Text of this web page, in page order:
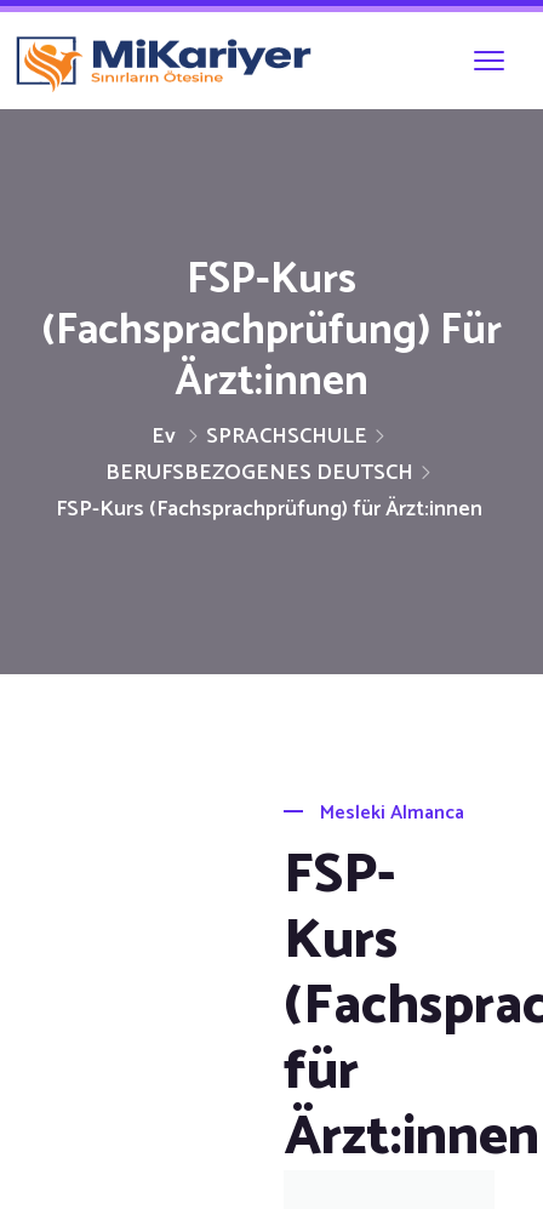
FSP-Kurs
(Fachsprachprüfung) Für
Ärzt:innen
Ev
SPRACHSCHULE
BERUFSBEZOGENES DEUTSCH
FSP-Kurs (Fachsprachprüfung) für Ärzt:innen
Mesleki Almanca
FSP-
Kurs
für
Ärzt:innen